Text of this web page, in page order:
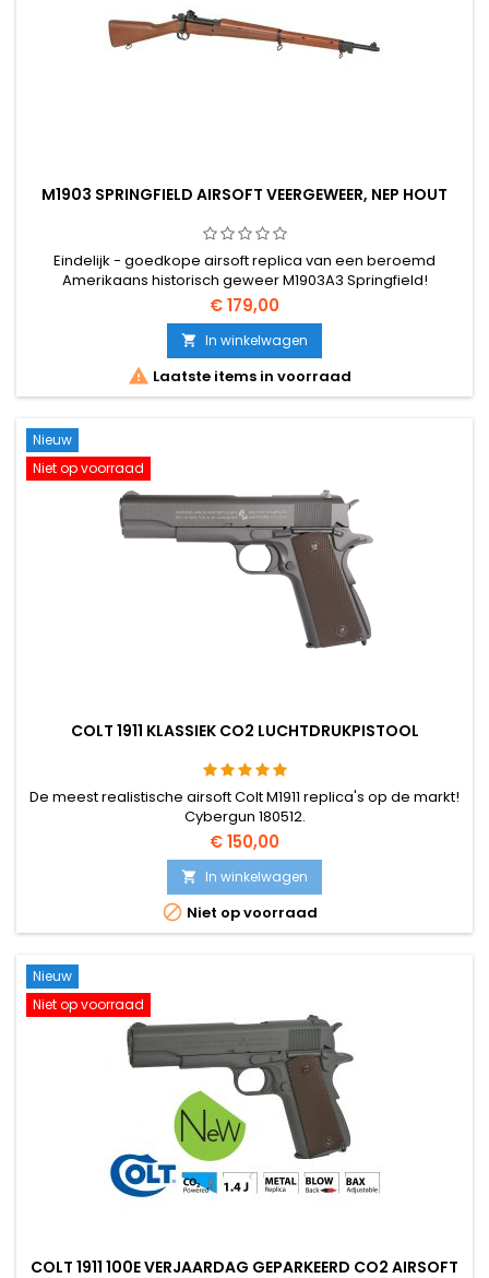
M1903 SPRINGFIELD AIRSOFT VEERGEWEER, NEP HOUT
Eindelijk - goedkope airsoft replica van een beroemd
Amerikaans historisch geweer M1903A3 Springfield!
€ 179,00
 In winkelwagen
 Laatste items in voorraad
Nieuw
Niet op voorraad
COLT 1911 KLASSIEK CO2 LUCHTDRUKPISTOOL
De meest realistische airsoft Colt M1911 replica's op de markt!
Cybergun 180512.
€ 150,00
 In winkelwagen
 Niet op voorraad
Nieuw
Niet op voorraad
COLT 1911 100E VERJAARDAG GEPARKEERD CO2 AIRSOFT